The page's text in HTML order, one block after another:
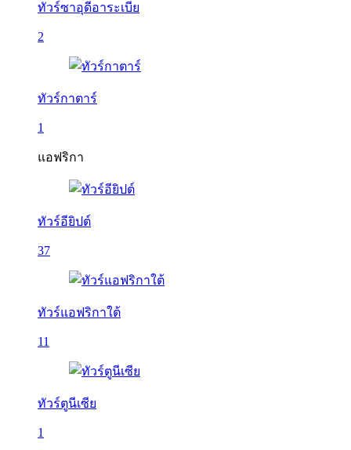
ทัวร์ซาอุดีอาระเบีย
2
ทัวร์กาตาร์
1
แอฟริกา
ทัวร์อียิปต์
37
ทัวร์แอฟริกาใต้
11
ทัวร์ตูนีเซีย
1